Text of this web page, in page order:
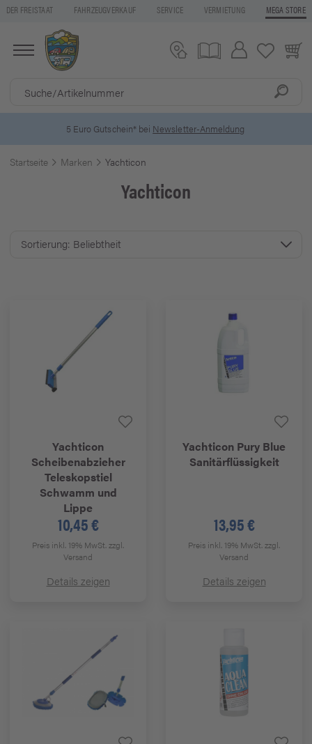
DER FREISTAAT FAHRZEUGVERKAUF SERVICE VERMIETUNG MEGA STORE
5 Euro Gutschein* bei Newsletter-Anmeldung
Startseite Marken Yachticon
Yachticon
Yachticon
Scheibenabzieher
Teleskopstiel
Schwamm und
Lippe
10,45 €
Preis inkl. 19% MwSt.zzgl.
Versand
Details zeigen
Yachticon Pury Blue
Sanitärflüssigkeit
13,95 €
Preis inkl. 19% MwSt.zzgl.
Versand
Details zeigen